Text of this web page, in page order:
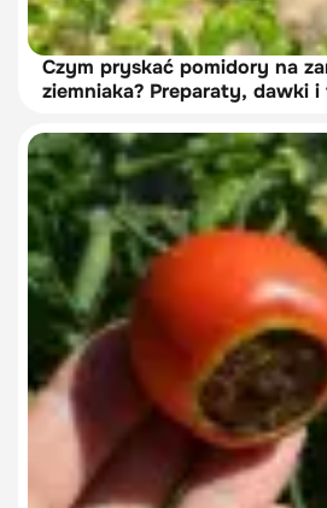
Czym pryskać pomidory na
ziemniaka? Preparaty, dawki